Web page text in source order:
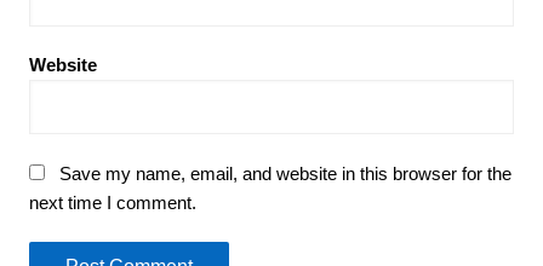
Website
Save my name, email, and website in this browser for the
next time I comment.